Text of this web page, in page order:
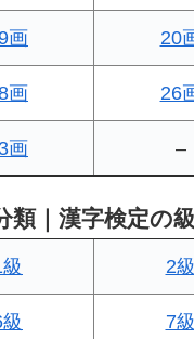
画 20
画 26
画 –
類｜漢字検定の
2級
7級